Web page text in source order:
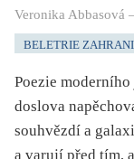
Veronika Abbasová
BELETRIE
Poezie
doslova
souhvězdí a
a varují před tím,